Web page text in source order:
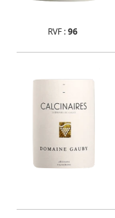
RVF :96